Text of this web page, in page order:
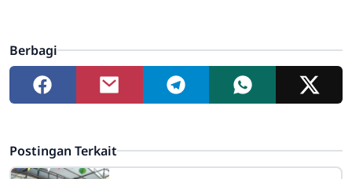
Berbagi
Postingan Terkait